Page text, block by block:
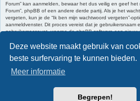
Deze website maakt gebruik van
beste surfervaring te kunnen bieden.
Meer informatie
Begrepen!
Forum” kan aanmelden, bewaar het dus veilig en geef
Forum”, phpBB of een andere derde partij. Als je het
vergeten, kun je de “Ik ben mijn wachtwoord vergeten”-
aanmeldvenster. Dit proces vereist dat je gebruikersnaam
gebruikersaccount, waarna de phpBB-software een
Forumoverzicht Verwijder
Contact
KAA Gent kan nooit aansprakelijk worden gesteld voor
schade, zowel moreel als materieel, die toegebracht
feitelijkheden en daden van derden die rechtstreeks of
de gegevens vermeld op de website van KAA Gent.
geldt inzonderheid voor het forum, waarvan KAA Gent
is dus verantwoordelijk voor zijn uitlatingen op het